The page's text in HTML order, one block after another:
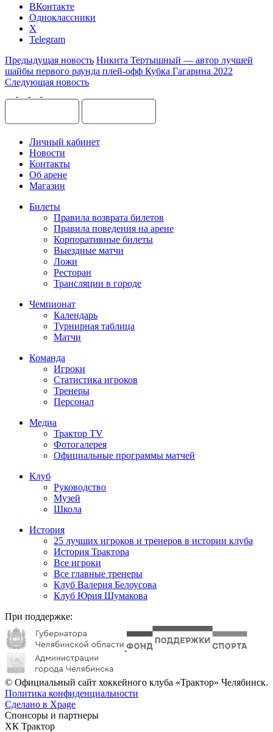
ВКонтакте
Одноклассники
X
Telegram
Предыдущая новость Никита Тертышный — автор лучшей
шайбы первого раунда плей-офф Кубка Гагарина 2022
Следующая новость
Личный кабинет
Новости
Контакты
Об арене
Магазин
Билеты
Правила возврата билетов
Правила поведения на арене
Корпоративные билеты
Выездные матчи
Ложи
Ресторан
Трансляции в городе
Чемпионат
Календарь
Турнирная таблица
Матчи
Команда
Игроки
Статистика игроков
Тренеры
Персонал
Медиа
Трактор TV
Фотогалерея
Официальные программы матчей
Клуб
Руководство
Музей
Школа
История
25 лучших игроков и тренеров в истории клуба
История Трактора
Все игроки
Все главные тренеры
Клуб Валерия Белоусова
Клуб Юрия Шумакова
При поддержке:
© Официальный сайт хоккейного клуба «Трактор» Челябинск.
Политика конфиденциальности
Сделано в Xpage
Спонсоры и партнеры
ХК Трактор